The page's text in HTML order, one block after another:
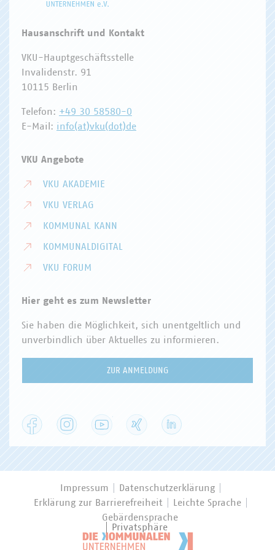
Hausanschrift und Kontakt
VKU-Hauptgeschäftsstelle
Invalidenstr. 91
10115 Berlin
Telefon: +49 30 58580-0
E-Mail: info(at)vku(dot)de
VKU Angebote
VKU AKADEMIE
VKU VERLAG
KOMMUNAL KANN
KOMMUNALDIGITAL
VKU FORUM
Hier geht es zum Newsletter
Sie haben die Möglichkeit, sich unentgeltlich und
unverbindlich über Aktuelles zu informieren.
ZUR ANMELDUNG
Facebook Instagram YouTube
Impressum
Datenschutzerklärung
Erklärung zur Barrierefreiheit
Leichte Sprache
Gebärdensprache
Privatsphäre